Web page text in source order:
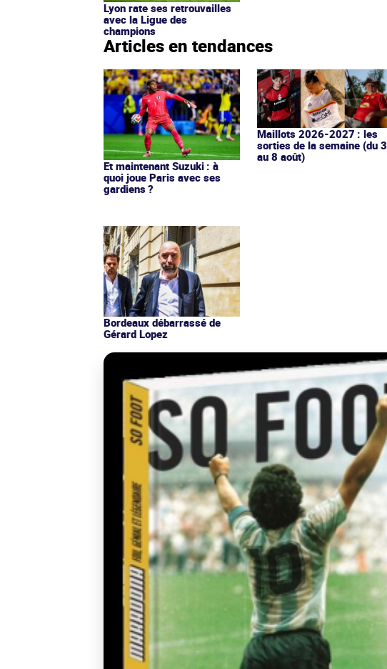
Lyon rate ses retrouvailles
avec la Ligue des
champions
Articles en tendances
Et maintenant Suzuki : à
quoi joue Paris avec ses
gardiens ?
Maillots 2026-2027 : les
sorties de la semaine (du 3
au 8 août)
Bordeaux débarrassé de
Gérard Lopez